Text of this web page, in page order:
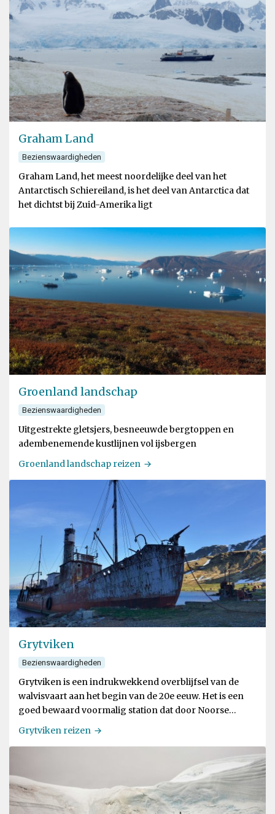
Graham Land
Bezienswaardigheden
Graham Land, het meest noordelijke deel van het
Antarctisch Schiereiland, is het deel van Antarctica dat
het dichtst bij Zuid-Amerika ligt
Groenland landschap
Bezienswaardigheden
Uitgestrekte gletsjers, besneeuwde bergtoppen en
adembenemende kustlijnen vol ijsbergen
Groenland landschap reizen
Grytviken
Bezienswaardigheden
Grytviken is een indrukwekkend overblijfsel van de
walvisvaart aan het begin van de 20e eeuw. Het is een
goed bewaard voormalig station dat door Noorse
jagers werd verlaten nadat ze de lokale walvispopulatie
hadden uitgeput
Grytviken reizen